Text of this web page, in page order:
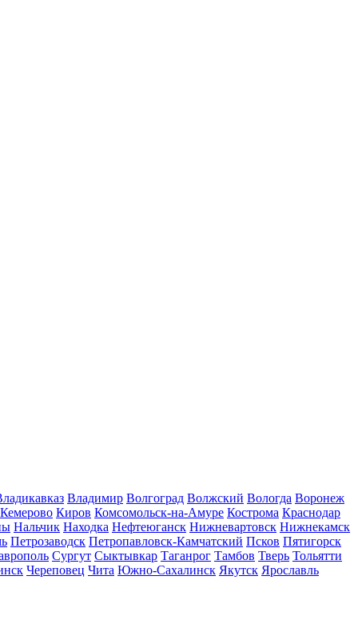
Владимир Волгоград Волжский Вологда Воронеж
Кемерово Киров Комсомольск-на-Амуре Кострома Краснодар
Нальчик Находка Нефтеюганск Нижневартовск Нижнекамск
Петрозаводск Петропавловск-Камчатский Псков Пятигорск
Сургут Сыктывкар Таганрог Тамбов Тверь Тольятти
Череповец Чита Южно-Сахалинск Якутск Ярославль